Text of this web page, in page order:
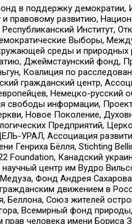
в поддержку
правовому развитию,
Институт,
Выборы,
среды и природных
Джеймстаунский фонд,
Коалиция по
гражданский центр,
Немецко-
свободы информации,
Новое Поколение,
Предприятий,
УРАЛ, Ассоциация
Генриха Бёлля, Stichting
Foundation, Канадский
центр им Вудро
Фонд Андрея
движением в
Беллона, Союз жителей
Всемирный фонд
прав человека имени